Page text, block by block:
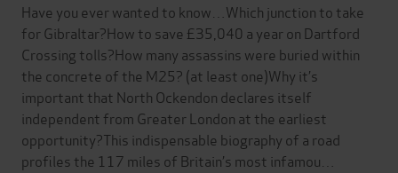
Have you ever wanted to know…Which junction to take
for Gibraltar?How to save £35,040 a year on Dartford
Crossing tolls?How many assassins were buried within
the concrete of the M25? (at least one)Why it’s
important that North Ockendon declares itself
independent from Greater London at the earliest
opportunity?This indispensable biography of a road
profiles the 117 miles of Britain’s most infamou…